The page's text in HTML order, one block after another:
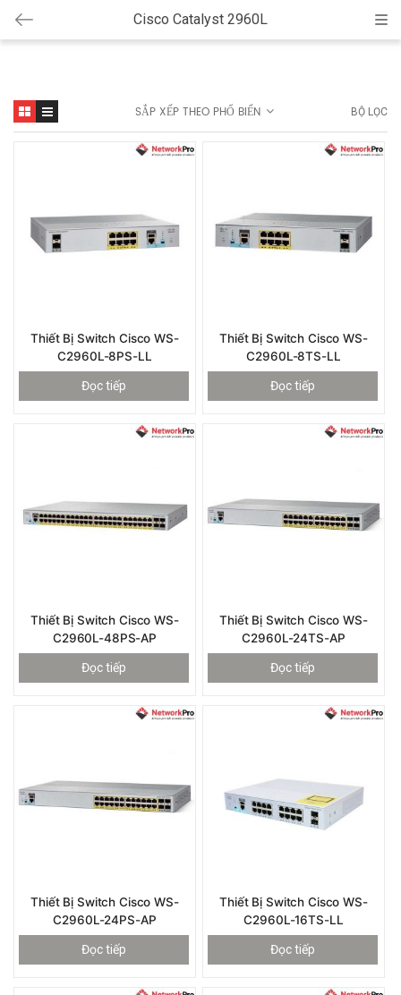
Cisco Catalyst 2960L
SẮP XẾP THEO PHỔ BIẾN BỘ LỌC
Thiết Bị Switch Cisco WS-
C2960L-8PS-LL
Đọc tiếp
Thiết Bị Switch Cisco WS-
C2960L-8TS-LL
Đọc tiếp
Thiết Bị Switch Cisco WS-
C2960L-48PS-AP
Đọc tiếp
Thiết Bị Switch Cisco WS-
C2960L-24TS-AP
Đọc tiếp
Thiết Bị Switch Cisco WS-
C2960L-24PS-AP
Đọc tiếp
Thiết Bị Switch Cisco WS-
C2960L-16TS-LL
Đọc tiếp